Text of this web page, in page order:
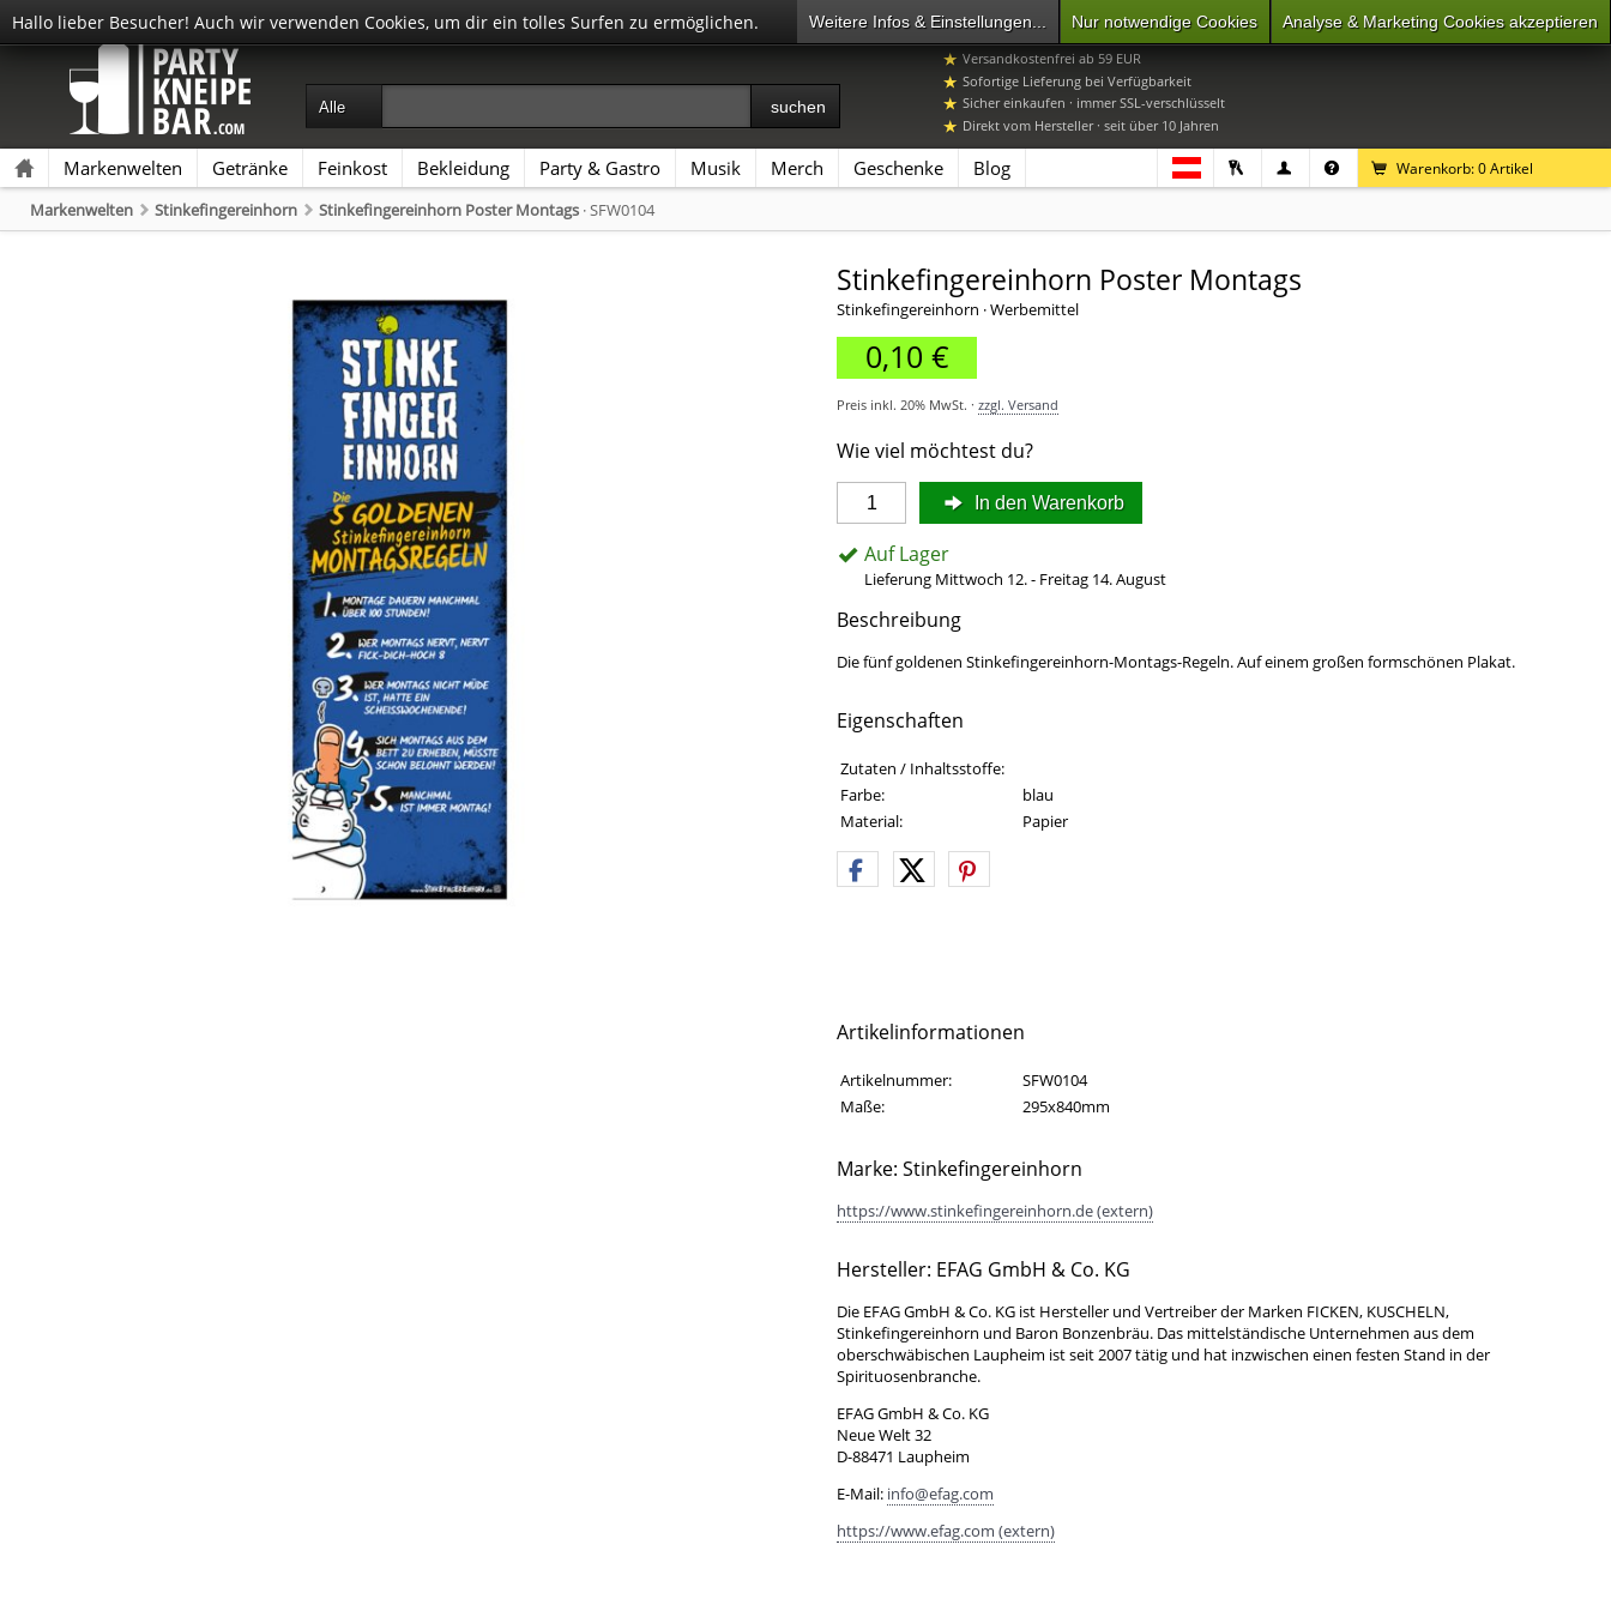
Warenkorb:0Artikel
Markenwelten Getränke Feinkost Bekleidung Party & Gastro Musik Merch Geschenke Blog
+49 7392 96649-0 Mo-Do 9-16 Uhr, Fr 9-15 Uhr
Versandkostenfrei ab 59 EUR
Sofortige Lieferung bei Verfügbarkeit
Sicher einkaufen · immer SSL-verschlüsselt
Direkt vom Hersteller · seit über 10 Jahren
Markenwelten Stinkefingereinhorn Stinkefingereinhorn Poster Montags · SFW0104
Stinkefingereinhorn Poster Montags
Stinkefingereinhorn · Werbemittel
0,10 €
Preis inkl. 20% MwSt. · zzgl. Versand
Wie viel möchtest du?
In den Warenkorb
Auf Lager
Lieferung Mittwoch 12. - Freitag 14. August
Beschreibung
Die fünf goldenen Stinkefingereinhorn-Montags-Regeln. Auf einem großen formschönen Plakat.
Eigenschaften
Eigenschaften des Produkts
Eigenschaft Wert
Zutaten / Inhaltsstoffe:
Farbe:
blau
Material:
Papier
Artikelinformationen
Artikelinformationen
Eigenschaft Wert
Artikelnummer:
SFW0104
Maße:
295x840mm
Marke: Stinkefingereinhorn
https://www.stinkefingereinhorn.de (extern)
Hersteller: EFAG GmbH & Co. KG
Die EFAG GmbH & Co. KG ist Hersteller und Vertreiber der Marken FICKEN, KUSCHELN,
Stinkefingereinhorn und Baron Bonzenbräu. Das mittelständische Unternehmen aus dem
oberschwäbischen Laupheim ist seit 2007 tätig und hat inzwischen einen festen Stand in der
Spirituosenbranche.
EFAG GmbH & Co. KG
Neue Welt 32
D-88471 Laupheim
E-Mail: info@efag.com
https://www.efag.com (extern)
Hallo lieber Besucher! Auch wir verwenden Cookies, um dir ein tolles Surfen zu ermöglichen. Analyse & Marketing Cookies akzeptieren
Nur notwendige Cookies
Weitere Infos & Einstellungen...